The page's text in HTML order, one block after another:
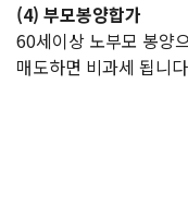
(4) 부모봉양합가
60세이상 노부모 봉양
매도하면 비과세 됩니